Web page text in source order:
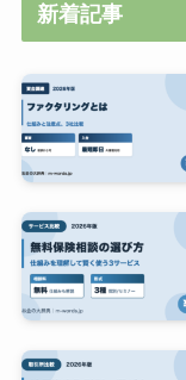
新着記事